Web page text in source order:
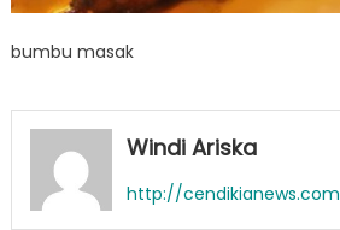
bumbu masak
Windi Ariska
http://cendikianews.com